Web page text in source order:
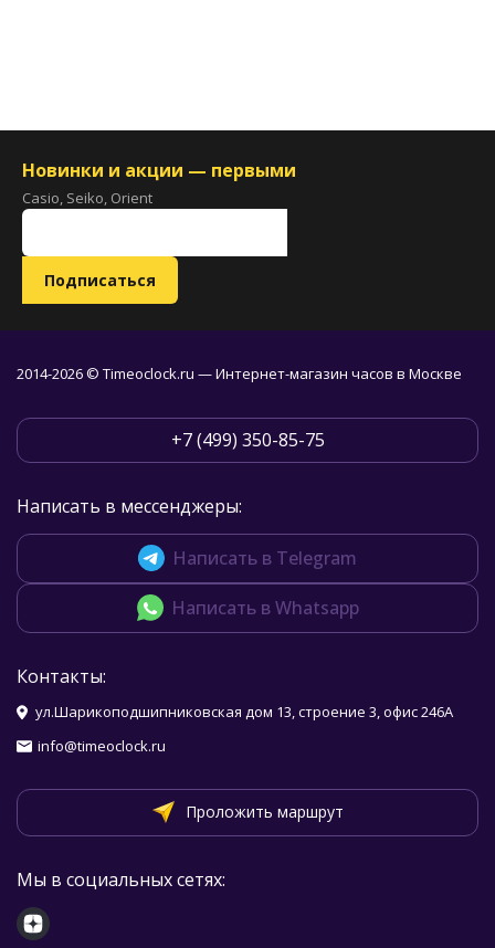
Новинки и акции — первыми
Casio, Seiko, Orient
2014-2026 © Timeoclock.ru — Интернет-магазин часов в Москве
+7 (499) 350-85-75
Написать в мессенджеры:
Написать в Telegram
Написать в Whatsapp
Контакты:
ул.Шарикоподшипниковская дом 13, строение 3, офис 246А
info@timeoclock.ru
Проложить маршрут
Мы в социальных сетях: